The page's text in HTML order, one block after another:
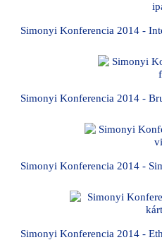
Simonyi Konferencia 2014 -
Simonyi Konferencia 2014 -
Simonyi Konferencia 2014 -
Simonyi Konferencia 2014 -